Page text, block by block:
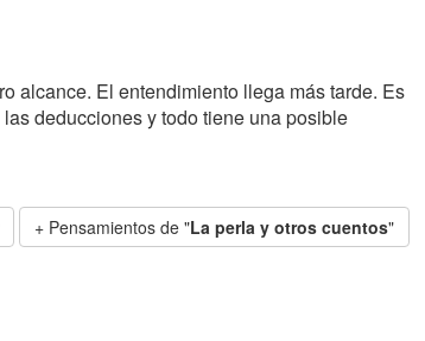
alcance. El entendimiento llega más tarde. Es
deducciones y todo tiene una posible
+ Pensamientos de "La perla y otros cuentos"